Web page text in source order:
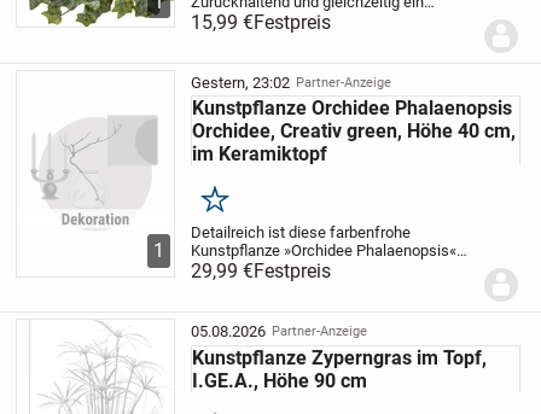
Statement für Ihren guten Geschmack ist
dieses zeitlos-schöne Set aus 2 Kränzen
Natur...
15,99 €Festpreis
1
Gestern, 23:02 Partner-Anzeige
Kunstpflanze Orchidee Phalaenopsis
Orchidee, Creativ green, Höhe 40 cm,
im Keramiktopf
Merken
Detailreich ist diese farbenfrohe
Kunstpflanze »Orchidee Phalaenopsis«
von Creativ green gestaltet. Die beiden
Orchideen zeichnen sich durch eine
schönen...
29,99 €Festpreis
05.08.2026 Partner-Anzeige
Kunstpflanze Zyperngras im Topf,
I.GE.A., Höhe 90 cm